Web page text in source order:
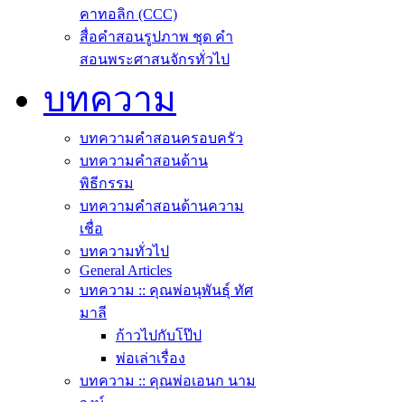
คาทอลิก (CCC)
สื่อคำสอนรูปภาพ ชุด คำ
สอนพระศาสนจักรทั่วไป
บทความ
บทความคำสอนครอบครัว
บทความคำสอนด้าน
พิธีกรรม
บทความคำสอนด้านความ
เชื่อ
บทความทั่วไป
General Articles
บทความ :: คุณพ่อนุพันธุ์ ทัศ
มาลี
ก้าวไปกับโป๊ป
พ่อเล่าเรื่อง
บทความ :: คุณพ่อเอนก นาม